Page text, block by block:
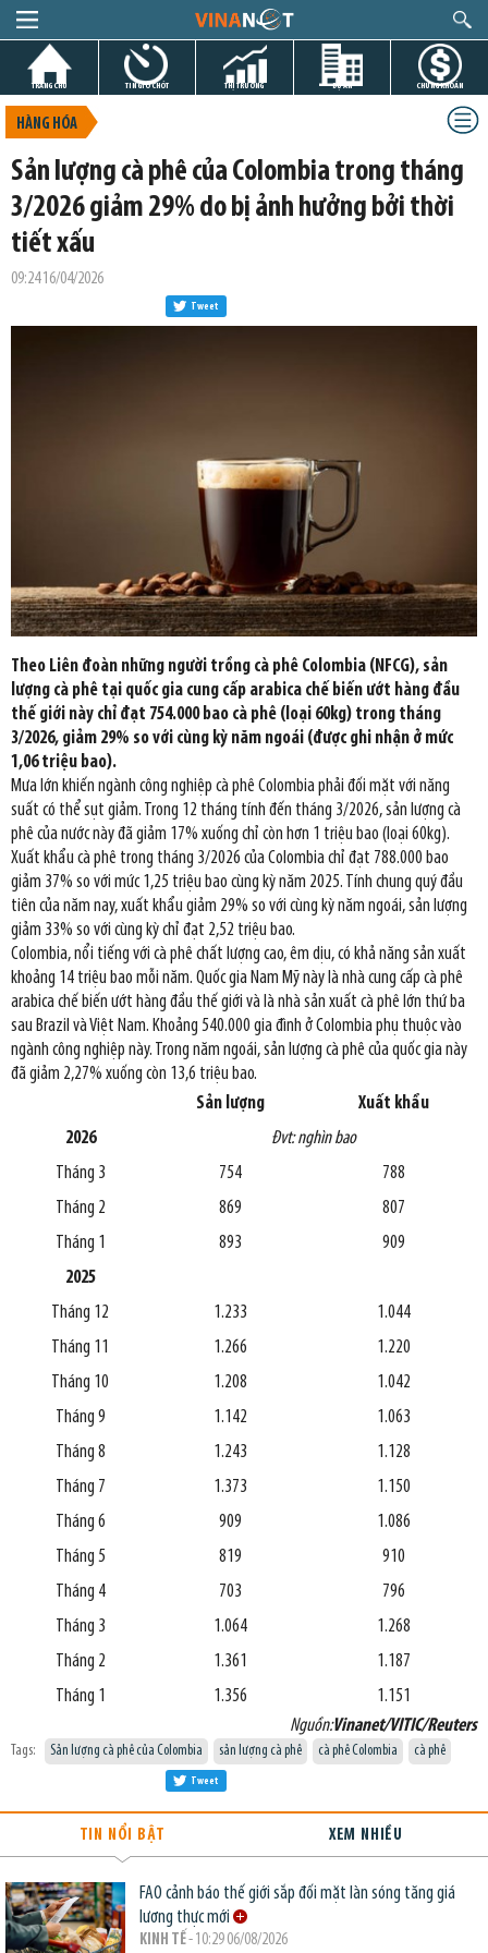
TRANG CHỦ TIN GIỜ CHÓT THỊ TRƯỜNG DỰ ÁN CHỨNG KHOÁN
HÀNG HÓA
Sản lượng cà phê của Colombia trong tháng
3/2026 giảm 29% do bị ảnh hưởng bởi thời
tiết xấu
09:24 16/04/2026
Tweet
Theo Liên đoàn những người trồng cà phê Colombia (NFCG), sản
lượng cà phê tại quốc gia cung cấp arabica chế biến ướt hàng đầu
thế giới này chỉ đạt 754.000 bao cà phê (loại 60kg) trong tháng
3/2026, giảm 29% so với cùng kỳ năm ngoái (được ghi nhận ở mức
1,06 triệu bao).
Mưa lớn khiến ngành công nghiệp cà phê Colombia phải đối mặt với năng
suất có thể sụt giảm. Trong 12 tháng tính đến tháng 3/2026, sản lượng cà
phê của nước này đã giảm 17% xuống chỉ còn hơn 1 triệu bao (loại 60kg).
Xuất khẩu cà phê trong tháng 3/2026 của Colombia chỉ đạt 788.000 bao
giảm 37% so với mức 1,25 triệu bao cùng kỳ năm 2025. Tính chung quý đầu
tiên của năm nay, xuất khẩu giảm 29% so với cùng kỳ năm ngoái, sản lượng
giảm 33% so với cùng kỳ chỉ đạt 2,52 triệu bao.
Colombia, nổi tiếng với cà phê chất lượng cao, êm dịu, có khả năng sản xuất
khoảng 14 triệu bao mỗi năm. Quốc gia Nam Mỹ này là nhà cung cấp cà phê
arabica chế biến ướt hàng đầu thế giới và là nhà sản xuất cà phê lớn thứ ba
sau Brazil và Việt Nam. Khoảng 540.000 gia đình ở Colombia phụ thuộc vào
ngành công nghiệp này. Trong năm ngoái, sản lượng cà phê của quốc gia này
đã giảm 2,27% xuống còn 13,6 triệu bao.
Sản lượng
Xuất khẩu
2026
Đvt: nghìn bao
Tháng 3
754
788
Tháng 2
869
807
Tháng 1
893
909
2025
Tháng 12
1.233
1.044
Tháng 11
1.266
1.220
Tháng 10
1.208
1.042
Tháng 9
1.142
1.063
Tháng 8
1.243
1.128
Tháng 7
1.373
1.150
Tháng 6
909
1.086
Tháng 5
819
910
Tháng 4
703
796
Tháng 3
1.064
1.268
Tháng 2
1.361
1.187
Tháng 1
1.356
1.151
Nguồn:Vinanet/VITIC/Reuters
Tags: Sản lượng cà phê của Colombia sản lượng cà phê cà phê Colombia cà phê
Tweet
TIN NỔI BẬT XEM NHIỀU
FAO cảnh báo thế giới sắp đối mặt làn sóng tăng giá
lương thực mới
KINH TẾ- 10:29 06/08/2026